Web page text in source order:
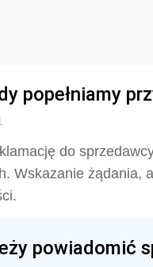
popełniamy
do
Wskazanie żądania,
powiadomić